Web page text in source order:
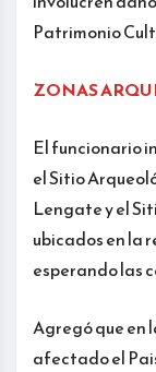
Patrimonio
ZONAS
El funcionario
el Sitio
Lengate y el
ubicados en la
esperando las
Agregó que en
afectado el